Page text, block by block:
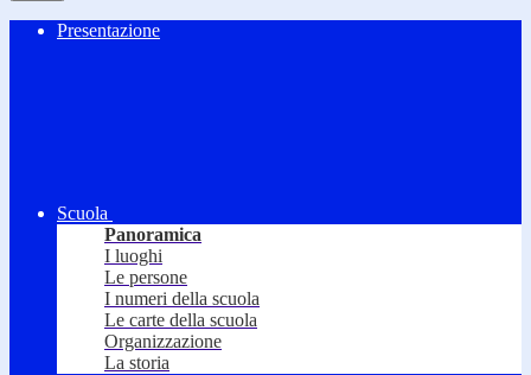
Presentazione
Scuola
Panoramica
I luoghi
Le persone
I numeri della scuola
Le carte della scuola
Organizzazione
La storia